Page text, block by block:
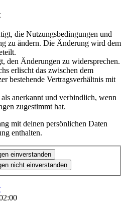
die Nutzungsbedingungen und
zu ändern. Die Änderung wird dem
den Änderungen zu widersprechen.
erlischt das zwischen dem
bestehende Vertragsverhältnis mit
anerkannt und verbindlich, wenn
zugestimmt hat.
mit deinen persönlichen Daten
enthalten.